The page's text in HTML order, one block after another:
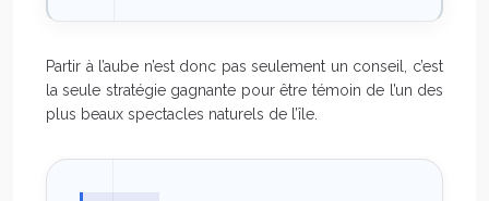
Partir à l’aube n’est donc pas seulement un conseil, c’est
la seule stratégie gagnante pour être témoin de l’un des
plus beaux spectacles naturels de l’île.